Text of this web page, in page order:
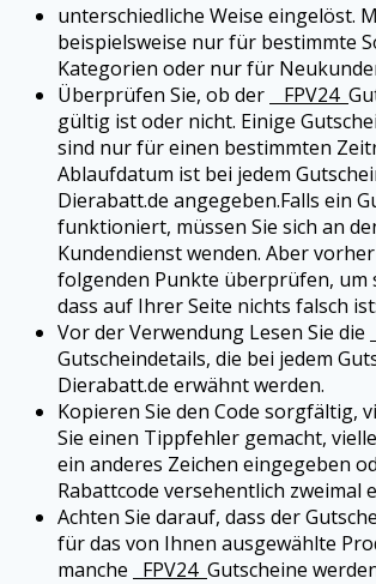
unterschiedliche Weise eingelöst.
beispielsweise nur für bestimmte
Kategorien oder nur für
Überprüfen Sie, ob der
FPV24
gültig ist oder nicht. Einige
sind nur für einen bestimmten
Ablaufdatum ist bei jedem
Dierabatt.de angegeben.Falls ein
funktioniert, müssen Sie sich an
Kundendienst wenden. Aber
folgenden Punkte überprüfen, um
dass auf Ihrer Seite nichts falsch ist:
Vor der Verwendung Lesen Sie die
Gutscheindetails, die bei jedem
Dierabatt.de erwähnt werden.
Kopieren Sie den Code sorgfältig,
Sie einen Tippfehler gemacht,
ein anderes Zeichen eingegeben
Rabattcode versehentlich zweimal
Achten Sie darauf, dass der
für das von Ihnen ausgewählte
manche
FPV24 Gutscheine